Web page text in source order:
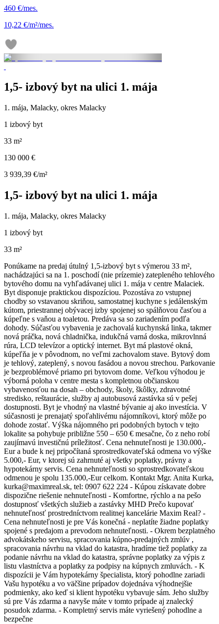
460 €/mes.
10,22 €/m²/mes.
1,5- izbový byt na ulici 1. mája
1. mája, Malacky, okres Malacky
1 izbový byt
33 m²
130 000 €
3 939,39 €/m²
1,5- izbový byt na ulici 1. mája
1. mája, Malacky, okres Malacky
1 izbový byt
33 m²
Ponúkame na predaj útulný 1,5-izbový byt s výmerou 33 m²,
nachádzajúci sa na 1. poschodí (nie prízemie) zatepleného tehlového
bytového domu na vyhľadávanej ulici 1. mája v centre Malaciek.
Byt disponuje praktickou dispozíciou. Pozostáva zo vstupnej
chodby so vstavanou skriňou, samostatnej kuchyne s jedálenským
kútom, priestrannej obývacej izby spojenej so spálňovou časťou a
kúpeľne s vaňou a toaletou. Predáva sa so zariadením podľa
dohody. Súčasťou vybavenia je zachovalá kuchynská linka, takmer
nová práčka, nová chladnička, indukčná varná doska, mikrovlnná
rúra, LCD televízor a optický internet. Byt má plastové okná,
kúpeľňa je v pôvodnom, no veľmi zachovalom stave. Bytový dom
je tehlový, zateplený, s novou fasádou a novou strechou. Parkovanie
je bezproblémové priamo pri bytovom dome. Veľkou výhodou je
výborná poloha v centre mesta s kompletnou občianskou
vybavenosťou na dosah – obchody, školy, škôlky, zdravotné
stredisko, reštaurácie, služby aj autobusová zastávka sú v pešej
dostupnosti. Byt je vhodný na vlastné bývanie aj ako investícia. V
súčasnosti je prenajatý spoľahlivému nájomníkovi, ktorý môže po
dohode zostať. Výška nájomného pri podobných bytoch v tejto
lokalite sa pohybuje približne 550 – 650 € mesačne, čo z neho robí
zaujímavú investičnú príležitosť. Cena nehnuteľnosti je 130.000,-
Eur a bude k nej pripočítaná sprostredkovateľská odmena vo výške
5.000,- Eur, v ktorej sú zahrnuté aj všetky poplatky, právny a
hypotekárny servis. Cena nehnuteľnosti so sprostredkovateľskou
odmenou je spolu 135.000,-Eur celkom. Kontakt Mgr. Anita Kurka,
kurka@maximreal.sk, tel: 0907 622 224 - Kúpou získavate dobre
dispozične riešenie nehnuteľnosti - Komfortne, rýchlo a na pešo
dostupnosť všetkých služieb a zastávky MHD Prečo kupovať
nehnuteľnosť prostredníctvom realitnej kancelárie Maxim Real? -
Cena nehnuteľnosti je pre Vás konečná - neplatíte žiadne poplatky
spojené s predajom a prevodom nehnuteľnosti. - Okrem bezplatného
advokátskeho servisu, spracovania kúpno-predajných zmlúv ,
spracovania návrhu na vklad do katastra, hradíme tiež poplatky za
podanie návrhu na vklad do katastra, správne poplatky za výpis z
listu vlastníctva a poplatky za podpisy na kúpnych zmluvách. - K
dispozícii je Vám hypotekárny špecialista, ktorý pohodlne zariadi
Vašu hypotéku a vo väčšine prípadov dojednáva výhodnejšie
podmienky, ako keď si klient hypotéku vybavuje sám. Jeho služby
sú pre Vás zdarma a navyše máte v tomto prípade aj znalecký
posudok zdarma. - Kompletný servis máte vyriešený pohodlne a
bezpečne